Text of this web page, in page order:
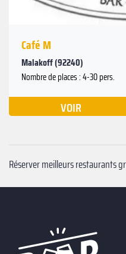
Café M
Malakoff (92240)
Nombre de places : 4-30 pers.
VOIR
Réserver meilleurs restaurants